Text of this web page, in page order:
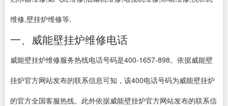
维修,壁挂炉维修等.
一、威能壁挂炉维修电话
威能壁挂炉维修服务热线电话号码是400-1657-898。依据威能壁
挂炉官方网站发布的联系信息可知，该400电话号码为威能壁挂炉
的官方全国客服热线。此外依据威能壁挂炉官方网站发布的联系信